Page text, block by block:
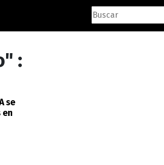
:
se
en